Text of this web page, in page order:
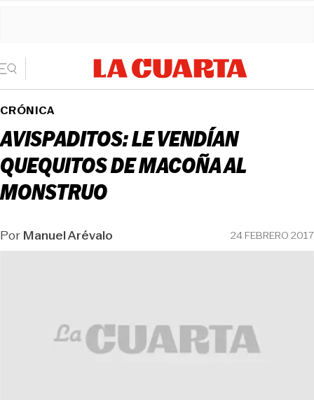
CRÓNICA
AVISPADITOS: LE VENDÍAN
QUEQUITOS DE MACOÑA AL
MONSTRUO
PorManuel Arévalo 24 FEBRERO 2017